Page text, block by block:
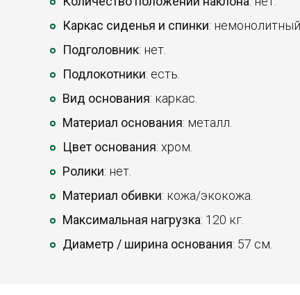
Каркас сиденья и спинки:
Подголовник: нет.
Подлокотники: есть.
Вид основания: каркас.
Материал основания: металл.
Цвет основания: хром.
Ролики: нет.
Материал обивки: кожа/экокожа.
Максимальная нагрузка: 120 кг.
Диаметр / ширина основания: 57 см.